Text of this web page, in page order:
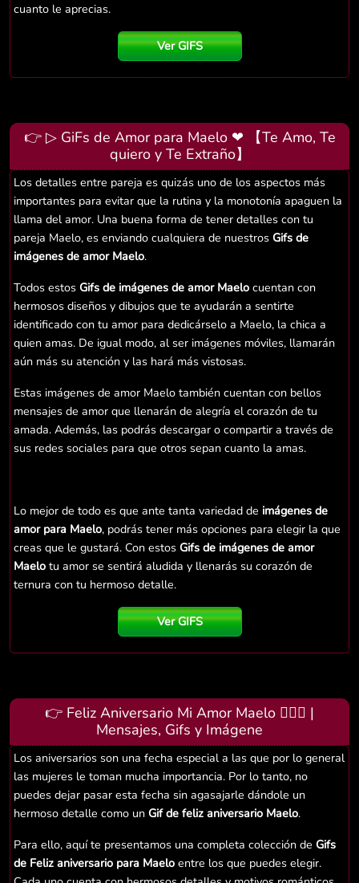
cuanto le aprecias.
Ver GIFS
👉 ▷ GiFs de Amor para Maelo ❤ 【Te Amo, Te
quiero y Te Extraño】
Los detalles entre pareja es quizás uno de los aspectos más
importantes para evitar que la rutina y la monotonía apaguen la
llama del amor. Una buena forma de tener detalles con tu
pareja Maelo, es enviando cualquiera de nuestros Gifs de
imágenes de amor Maelo.
Todos estos Gifs de imágenes de amor Maelo cuentan con
hermosos diseños y dibujos que te ayudarán a sentirte
identificado con tu amor para dedicárselo a Maelo, la chica a
quien amas. De igual modo, al ser imágenes móviles, llamarán
aún más su atención y las hará más vistosas.
Estas imágenes de amor Maelo también cuentan con bellos
mensajes de amor que llenarán de alegría el corazón de tu
amada. Además, las podrás descargar o compartir a través de
sus redes sociales para que otros sepan cuanto la amas.
Lo mejor de todo es que ante tanta variedad de imágenes de
amor para Maelo, podrás tener más opciones para elegir la que
creas que le gustará. Con estos Gifs de imágenes de amor
Maelo tu amor se sentirá aludida y llenarás su corazón de
ternura con tu hermoso detalle.
Ver GIFS
👉 Feliz Aniversario Mi Amor Maelo 👨‍❤️‍👨 |
Mensajes, Gifs y Imágene
Los aniversarios son una fecha especial a las que por lo general
las mujeres le toman mucha importancia. Por lo tanto, no
puedes dejar pasar esta fecha sin agasajarle dándole un
hermoso detalle como un Gif de feliz aniversario Maelo.
Para ello, aquí te presentamos una completa colección de Gifs
de Feliz aniversario para Maelo entre los que puedes elegir.